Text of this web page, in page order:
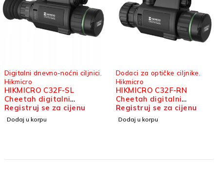
Digitalni dnevno-noćni ciljnici
Hikmicro
HIKMICRO C32F-SL
Cheetah digitalni
dnevno-noćni ciljnik
Registruj se za cijenu
Dodaj u korpu
Dodaci za optičke ciljnike
Hikmicro
HIKMICRO C32F-RN
Cheetah digitalni
dodatak za optički ciljnik
Registruj se za cijenu
Dodaj u korpu